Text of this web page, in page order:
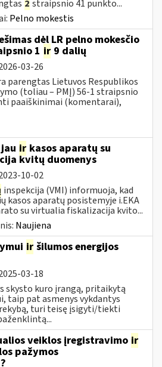
2 straipsnio 41 punkto...
Pelno mokestis
dėl LR pelno mokesčio
1 ir 9 dalių
03-26
parengtas Lietuvos Respublikos
(toliau – PMĮ) 56-1 straipsnio
paaiškinimai (komentarai),
ir kasos aparatų su
kvitų duomenys
10-02
inspekcija (VMI) informuoja, kad
kasos aparatų posistemyje i.EKA
su virtualia fiskalizacija kvito...
Naujiena
ir šilumos energijos
03-18
skysto kuro įrangą, pritaikytą
taip pat asmenys vykdantys
turi teisę įsigyti/tiekti
veiklos įregistravimo ir
pažymos
?